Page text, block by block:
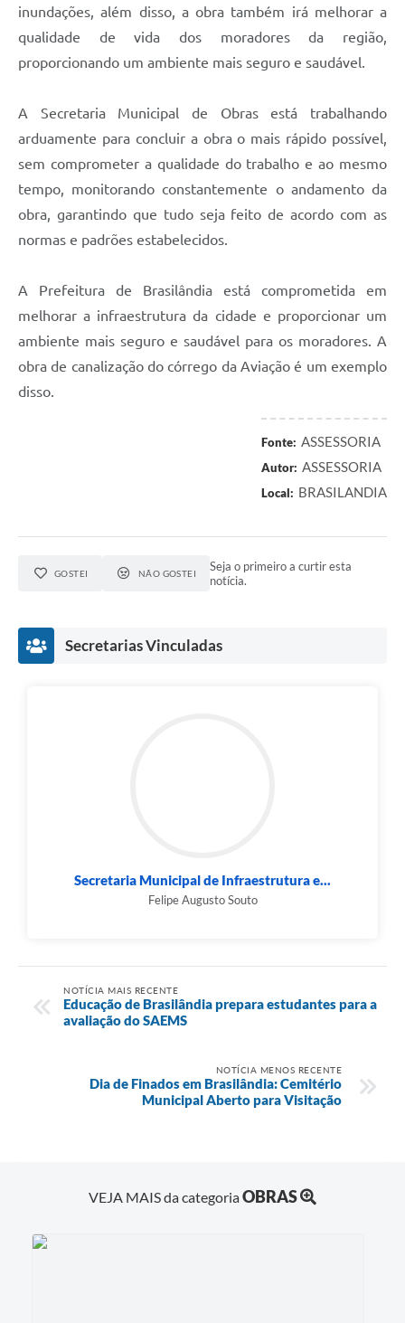
inundações, além disso, a obra também irá melhorar a
qualidade de vida dos moradores da região,
proporcionando um ambiente mais seguro e saudável.
A Secretaria Municipal de Obras está trabalhando
arduamente para concluir a obra o mais rápido possível,
sem comprometer a qualidade do trabalho e ao mesmo
tempo, monitorando constantemente o andamento da
obra, garantindo que tudo seja feito de acordo com as
normas e padrões estabelecidos.
A Prefeitura de Brasilândia está comprometida em
melhorar a infraestrutura da cidade e proporcionar um
ambiente mais seguro e saudável para os moradores. A
obra de canalização do córrego da Aviação é um exemplo
disso.
Fonte: ASSESSORIA
Autor: ASSESSORIA
Local: BRASILANDIA
GOSTEI NÃO GOSTEI
Seja o primeiro a curtir esta
notícia.
Secretarias Vinculadas
Secretaria Municipal de Infraestrutura e...
Felipe Augusto Souto
NOTÍCIA MAIS RECENTE
Educação de Brasilândia prepara estudantes para a
avaliação do SAEMS
NOTÍCIA MENOS RECENTE
Dia de Finados em Brasilândia: Cemitério
Municipal Aberto para Visitação
VEJA MAIS da categoriaOBRAS